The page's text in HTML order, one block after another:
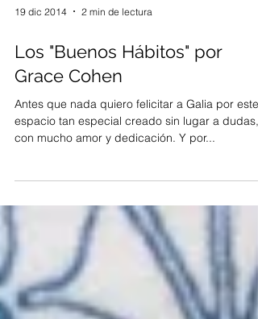
19 dic 2014 2 min de lectura
Los "Buenos Hábitos" por
Grace Cohen
Antes que nada quiero felicitar a Galia por este